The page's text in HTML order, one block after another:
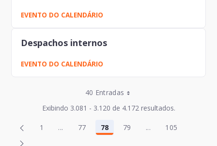
EVENTO DO CALENDÁRIO
Despachos internos
EVENTO DO CALENDÁRIO
40 Entradas
Entradas por Página
Entradas por Página
Entradas por Página
Exibindo 3.081 - 3.120 de 4.172 resultados.
Página
1 ...Páginas intermediárias Usar ABA para
Página
Página
Página
77 Página
78 Página
79 ...Páginas
Página
80
Página
105